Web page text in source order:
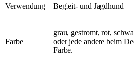
Verwendung Begleit- und Jagdhund
Farbe
grau, gestromt, rot,
oder jede andere beim
Farbe.